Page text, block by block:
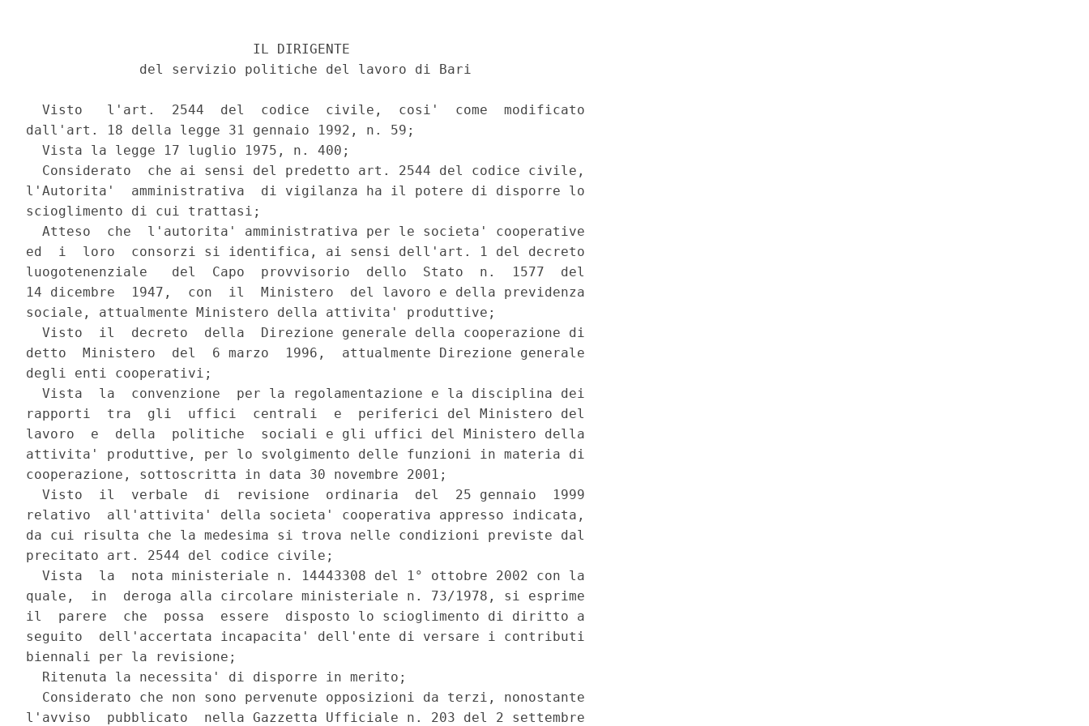
                            IL DIRIGENTE
              del servizio politiche del lavoro di Bari
  Visto   l'art.  2544  del  codice  civile,  cosi'  come  modificato
dall'art. 18 della legge 31 gennaio 1992, n. 59;
  Vista la legge 17 luglio 1975, n. 400;
  Considerato  che ai sensi del predetto art. 2544 del codice civile,
l'Autorita'  amministrativa  di vigilanza ha il potere di disporre lo
scioglimento di cui trattasi;
  Atteso  che  l'autorita' amministrativa per le societa' cooperative
ed  i  loro  consorzi si identifica, ai sensi dell'art. 1 del decreto
luogotenenziale   del  Capo  provvisorio  dello  Stato  n.  1577  del
14 dicembre  1947,  con  il  Ministero  del lavoro e della previdenza
sociale, attualmente Ministero della attivita' produttive;
  Visto  il  decreto  della  Direzione generale della cooperazione di
detto  Ministero  del  6 marzo  1996,  attualmente Direzione generale
degli enti cooperativi;
  Vista  la  convenzione  per la regolamentazione e la disciplina dei
rapporti  tra  gli  uffici  centrali  e  periferici del Ministero del
lavoro  e  della  politiche  sociali e gli uffici del Ministero della
attivita' produttive, per lo svolgimento delle funzioni in materia di
cooperazione, sottoscritta in data 30 novembre 2001;
  Visto  il  verbale  di  revisione  ordinaria  del  25 gennaio  1999
relativo  all'attivita' della societa' cooperativa appresso indicata,
da cui risulta che la medesima si trova nelle condizioni previste dal
precitato art. 2544 del codice civile;
  Vista  la  nota ministeriale n. 14443308 del 1° ottobre 2002 con la
quale,  in  deroga alla circolare ministeriale n. 73/1978, si esprime
il  parere  che  possa  essere  disposto lo scioglimento di diritto a
seguito  dell'accertata incapacita' dell'ente di versare i contributi
biennali per la revisione;
  Ritenuta la necessita' di disporre in merito;
  Considerato che non sono pervenute opposizioni da terzi, nonostante
l'avviso  pubblicato  nella Gazzetta Ufficiale n. 203 del 2 settembre